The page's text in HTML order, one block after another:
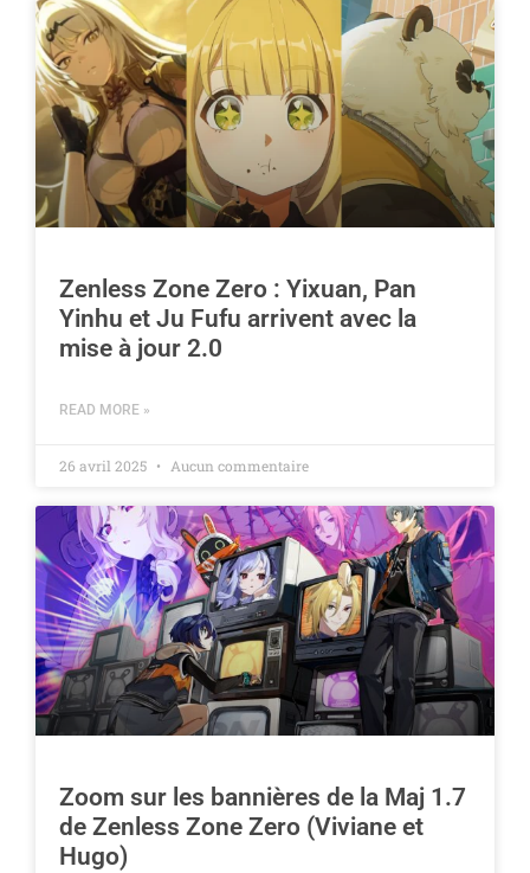
Zenless Zone Zero : Yixuan, Pan
Yinhu et Ju Fufu arrivent avec la
mise à jour 2.0
READ MORE »
26 avril 2025 Aucun commentaire
Zoom sur les bannières de la Maj 1.7
de Zenless Zone Zero (Viviane et
Hugo)